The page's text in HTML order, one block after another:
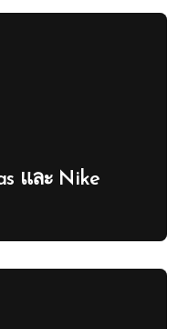
และ Nike